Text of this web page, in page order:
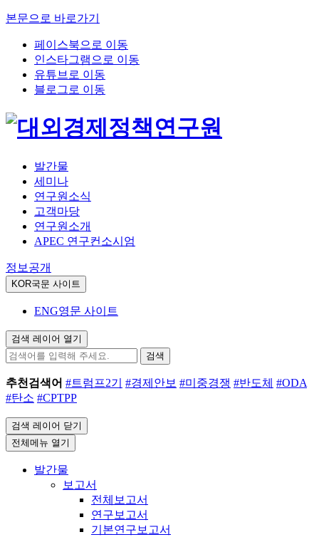
본문으로 바로가기
페이스북으로 이동
인스타그램으로 이동
유튜브로 이동
블로그로 이동
발간물
세미나
연구원소식
고객마당
연구원소개
APEC 연구컨소시엄
정보공개
KOR국문 사이트
ENG영문 사이트
검색 레이어 열기
검색
추천검색어 #트럼프2기 #경제안보 #미중경쟁 #반도체 #ODA
#탄소 #CPTPP
검색 레이어 닫기
전체메뉴 열기
발간물
보고서
전체보고서
연구보고서
기본연구보고서